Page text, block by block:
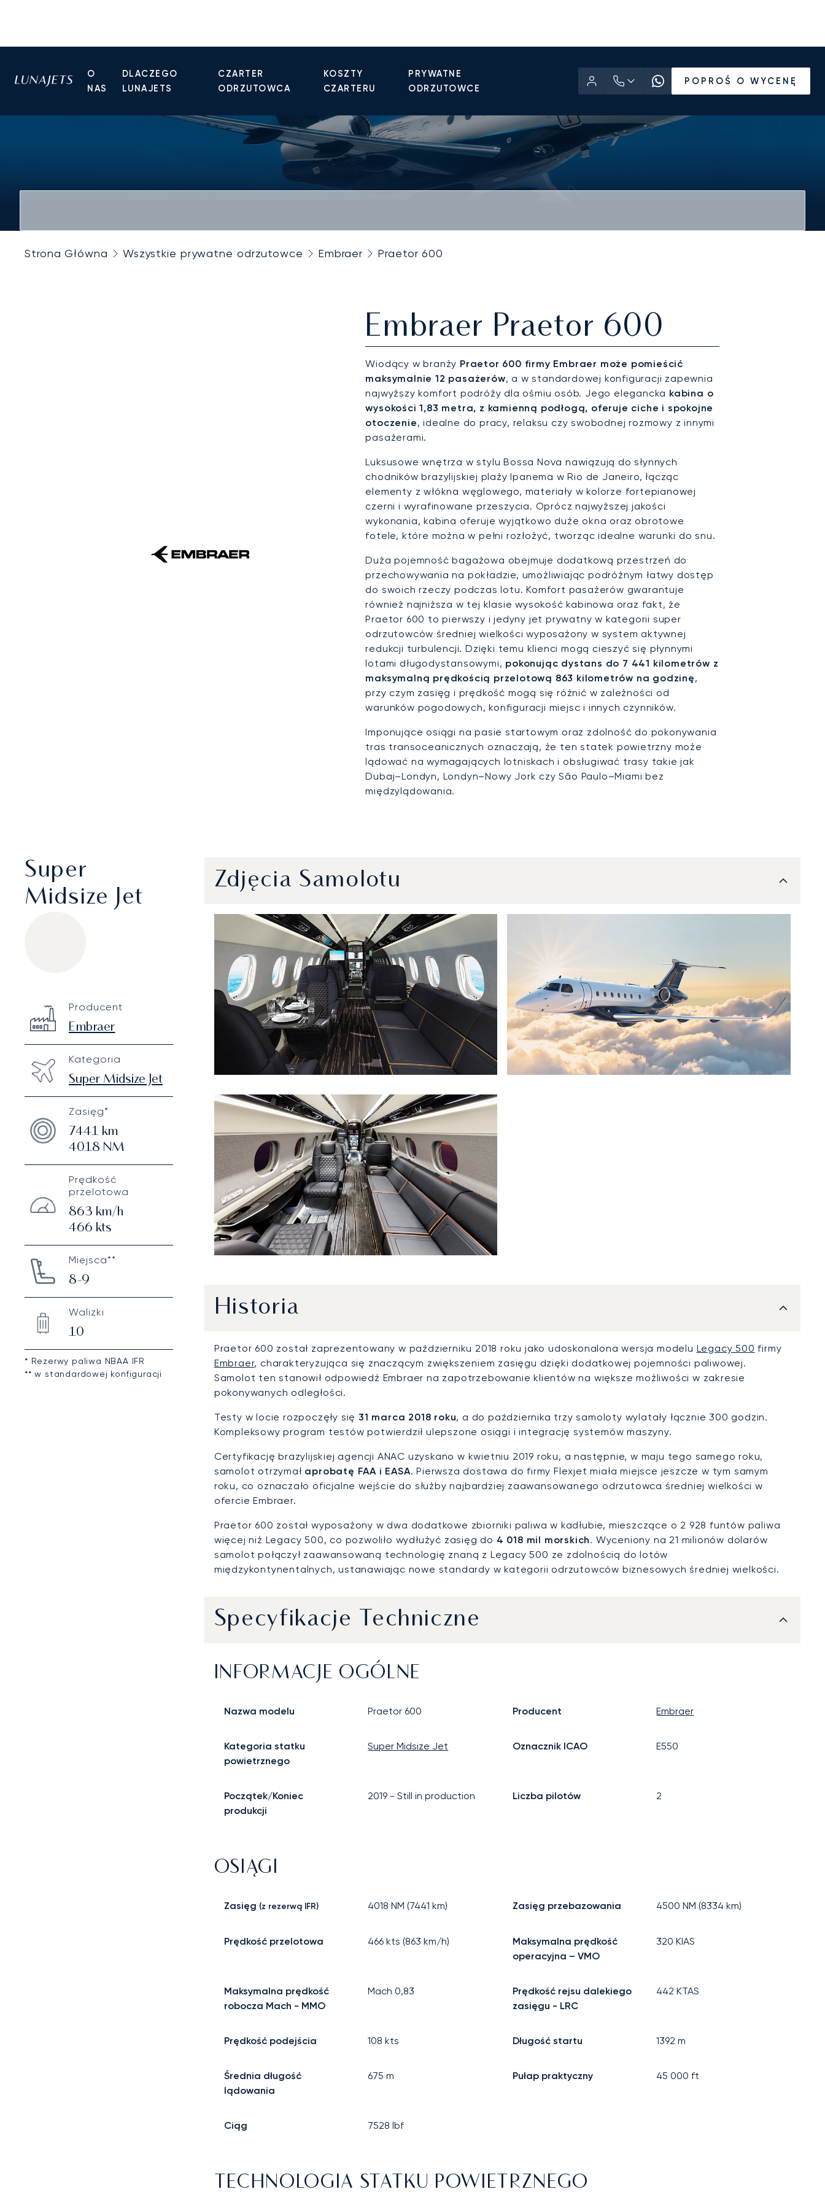
O
NAS
DLACZEGO
LUNAJETS
CZARTER
ODRZUTOWCA
KOSZTY
CZARTERU
PRYWATNE
ODRZUTOWCE
POPROŚ O WYCENĘ
Strona Główna Wszystkie prywatne odrzutowce Embraer Praetor 600
Embraer Praetor 600
Wiodący w branży Praetor 600 firmy Embraer może pomieścić
maksymalnie 12 pasażerów, a w standardowej konfiguracji zapewnia
najwyższy komfort podróży dla ośmiu osób. Jego elegancka kabina o
wysokości 1,83 metra, z kamienną podłogą, oferuje ciche i spokojne
otoczenie, idealne do pracy, relaksu czy swobodnej rozmowy z innymi
pasażerami.
Luksusowe wnętrza w stylu Bossa Nova nawiązują do słynnych
chodników brazylijskiej plaży Ipanema w Rio de Janeiro, łącząc
elementy z włókna węglowego, materiały w kolorze fortepianowej
czerni i wyrafinowane przeszycia. Oprócz najwyższej jakości
wykonania, kabina oferuje wyjątkowo duże okna oraz obrotowe
fotele, które można w pełni rozłożyć, tworząc idealne warunki do snu.
Duża pojemność bagażowa obejmuje dodatkową przestrzeń do
przechowywania na pokładzie, umożliwiając podróżnym łatwy dostęp
do swoich rzeczy podczas lotu. Komfort pasażerów gwarantuje
również najniższa w tej klasie wysokość kabinowa oraz fakt, że
Praetor 600 to pierwszy i jedyny jet prywatny w kategorii super
odrzutowców średniej wielkości wyposażony w system aktywnej
redukcji turbulencji. Dzięki temu klienci mogą cieszyć się płynnymi
lotami długodystansowymi, pokonując dystans do 7 441 kilometrów z
maksymalną prędkością przelotową 863 kilometrów na godzinę,
przy czym zasięg i prędkość mogą się różnić w zależności od
warunków pogodowych, konfiguracji miejsc i innych czynników.
Imponujące osiągi na pasie startowym oraz zdolność do pokonywania
tras transoceanicznych oznaczają, że ten statek powietrzny może
lądować na wymagających lotniskach i obsługiwać trasy takie jak
Dubaj–Londyn, Londyn–Nowy Jork czy São Paulo–Miami bez
międzylądowania.
Super
Midsize Jet
Technical specifications
Producent
Embraer
Kategoria
Super Midsize Jet
Zasięg*
7441 km
4018 NM
Prędkość
przelotowa
863 km/h
466 kts
Miejsca**
8-9
Walizki
10
* Rezerwy paliwa NBAA IFR
** w standardowej konfiguracji
Zdjęcia Samolotu
Historia
Praetor 600 został zaprezentowany w październiku 2018 roku jako udoskonalona wersja modelu Legacy 500 firmy
Embraer, charakteryzująca się znaczącym zwiększeniem zasięgu dzięki dodatkowej pojemności paliwowej.
Samolot ten stanowił odpowiedź Embraer na zapotrzebowanie klientów na większe możliwości w zakresie
pokonywanych odległości.
Testy w locie rozpoczęły się 31 marca 2018 roku, a do października trzy samoloty wylatały łącznie 300 godzin.
Kompleksowy program testów potwierdził ulepszone osiągi i integrację systemów maszyny.
Certyfikację brazylijskiej agencji ANAC uzyskano w kwietniu 2019 roku, a następnie, w maju tego samego roku,
samolot otrzymał aprobatę FAA i EASA. Pierwsza dostawa do firmy Flexjet miała miejsce jeszcze w tym samym
roku, co oznaczało oficjalne wejście do służby najbardziej zaawansowanego odrzutowca średniej wielkości w
ofercie Embraer.
Praetor 600 został wyposażony w dwa dodatkowe zbiorniki paliwa w kadłubie, mieszczące o 2 928 funtów paliwa
więcej niż Legacy 500, co pozwoliło wydłużyć zasięg do 4 018 mil morskich. Wyceniony na 21 milionów dolarów
samolot połączył zaawansowaną technologię znaną z Legacy 500 ze zdolnością do lotów
międzykontynentalnych, ustanawiając nowe standardy w kategorii odrzutowców biznesowych średniej wielkości.
Specyfikacje Techniczne
INFORMACJE OGÓLNE
Nazwa modelu Praetor 600 Producent Embraer
Kategoria statku
powietrznego
Super Midsize Jet Oznacznik ICAO E550
Początek/Koniec
produkcji
2019 -Still in production Liczba pilotów 2
OSIĄGI
Zasięg (z rezerwą IFR) 4018 NM (7441 km) Zasięg przebazowania 4500 NM (8334 km)
Prędkość przelotowa 466 kts (863 km/h)
Maksymalna prędkość
operacyjna – VMO
320 KIAS
Maksymalna prędkość
robocza Mach - MMO
Mach0,83
Prędkość rejsu dalekiego
zasięgu - LRC
442 KTAS
Prędkość podejścia 108 kts Długość startu 1392 m
Średnia długość
lądowania
675 m Pułap praktyczny 45 000 ft
Ciąg 7528 lbf
TECHNOLOGIA STATKU POWIETRZNEGO